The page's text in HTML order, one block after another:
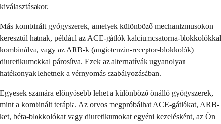
kiválasztásakor.
Más kombinált gyógyszerek, amelyek különböző mechanizmusokon
keresztül hatnak, például az ACE-gátlók kalciumcsatorna-blokkolókkal
kombinálva, vagy az ARB-k (angiotenzin-receptor-blokkolók)
diuretikumokkal párosítva. Ezek az alternatívák ugyanolyan
hatékonyak lehetnek a vérnyomás szabályozásában.
Egyesek számára előnyösebb lehet a különböző önálló gyógyszerek,
mint a kombinált terápia. Az orvos megpróbálhat ACE-gátlókat, ARB-
ket, béta-blokkolókat vagy diuretikumokat egyéni kezelésként, az Ön